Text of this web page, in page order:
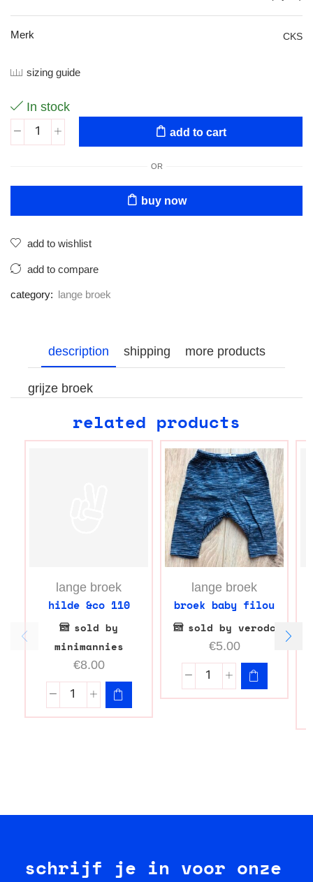
Merk CKS
sizing guide
In stock
add to cart
OR
buy now
add to wishlist
add to compare
category: lange broek
description shipping more products
grijze broek
related products
lange broek
hilde &co 110
sold by
minimannies
€8.00
lange broek
broek baby filou
sold by verodc
€5.00
schrijf je in voor onze